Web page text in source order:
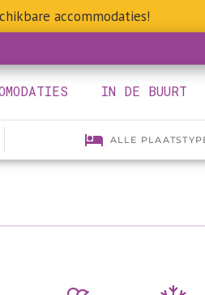
accommodaties!
IN DE BUURT